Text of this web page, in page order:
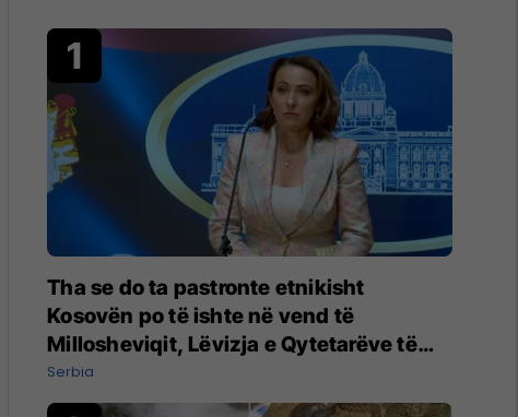
Tha se do ta pastronte etnikisht
Kosovën po të ishte në vend të
Millosheviqit, Lëvizja e Qytetarëve të
Lirë në Serbi kërkon shkarkimin e
menjëhershëm të Snezhana Paunoviq
Serbia